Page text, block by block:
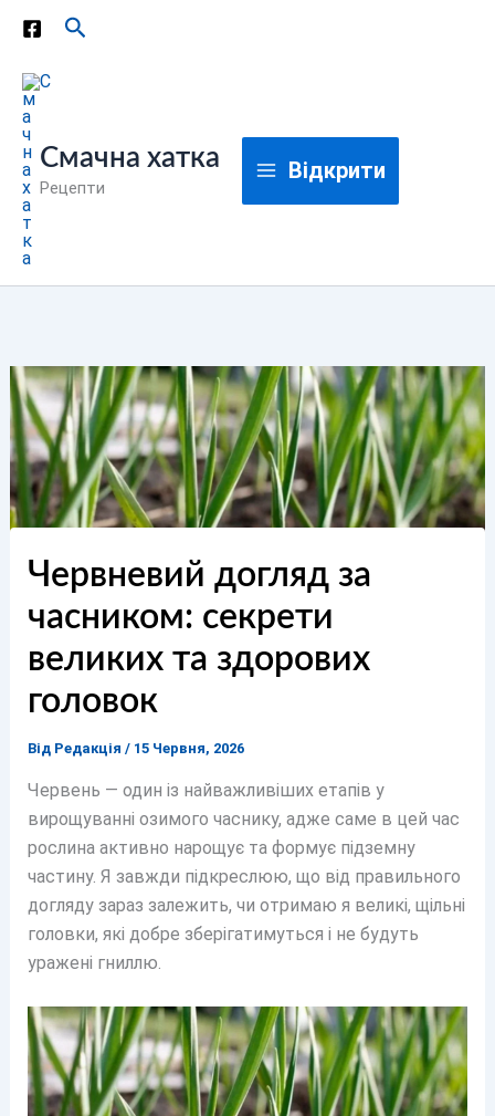
Перейти
вмісту
Пошук
Смачна хатка
Рецепти
Відкрити
Червневий догляд за
часником: секрети
великих та здорових
головок
Від Редакція / 15 Червня, 2026
Червень — один із найважливіших етапів у
вирощуванні озимого часнику, адже саме в цей час
рослина активно нарощує та формує підземну
частину. Я завжди підкреслюю, що від правильного
догляду зараз залежить, чи отримаю я великі, щільні
головки, які добре зберігатимуться і не будуть
уражені гниллю.